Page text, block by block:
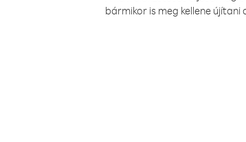
bármikor is meg kellene